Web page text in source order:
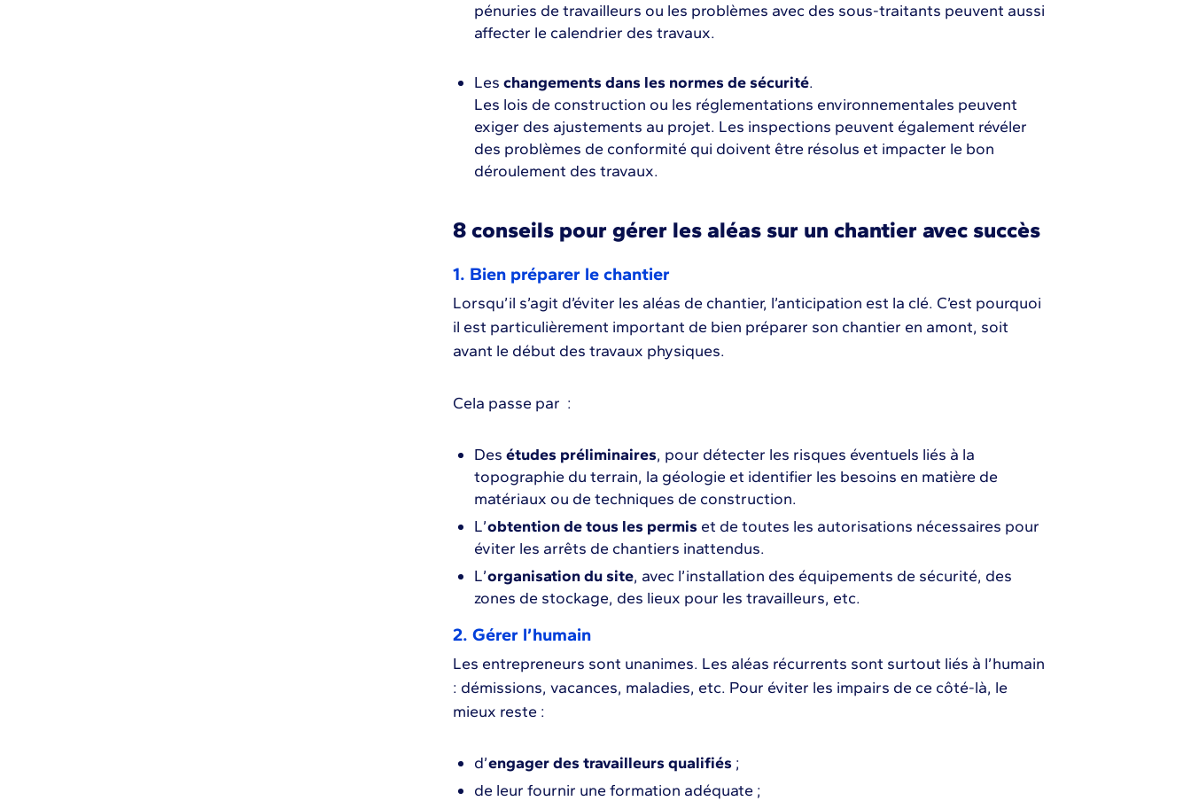
pénuries de travailleurs ou les problèmes avec des sous-traitants peuvent aussi
affecter le calendrier des travaux.
Les changements dans les normes de sécurité.
Les lois de construction ou les réglementations environnementales peuvent
exiger des ajustements au projet. Les inspections peuvent également révéler
des problèmes de conformité qui doivent être résolus et impacter le bon
déroulement des travaux.
8 conseils pour gérer les aléas sur un chantier avec succès
1. Bien préparer le chantier
Lorsqu’il s’agit d’éviter les aléas de chantier, l’anticipation est la clé. C’est pourquoi
il est particulièrement important de bien préparer son chantier en amont, soit
avant le début des travaux physiques.
Cela passe par :
Des études préliminaires, pour détecter les risques éventuels liés à la
topographie du terrain, la géologie et identifier les besoins en matière de
matériaux ou de techniques de construction.
L’obtention de tous les permis et de toutes les autorisations nécessaires pour
éviter les arrêts de chantiers inattendus.
L’organisation du site, avec l’installation des équipements de sécurité, des
zones de stockage, des lieux pour les travailleurs, etc.
2. Gérer l’humain
Les entrepreneurs sont unanimes. Les aléas récurrents sont surtout liés à l’humain
: démissions, vacances, maladies, etc. Pour éviter les impairs de ce côté-là, le
mieux reste :
d’engager des travailleurs qualifiés ;
de leur fournir une formation adéquate ;